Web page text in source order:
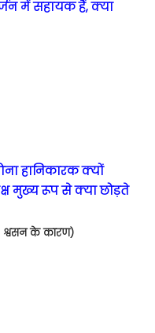
में सहायक हैं, क्या
हानिकारक क्यों
मुख्य रूप से क्या छोड़ते
श्वसन के कारण)